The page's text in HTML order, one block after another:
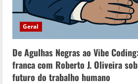
Geral
De Agulhas Negras ao Vibe
franca com Roberto J. Oliveira
futuro do trabalho humano